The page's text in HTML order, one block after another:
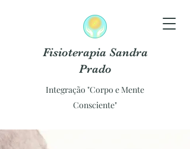
Fisioterapia Sandra
Prado
Integração "Corpo e Mente
Consciente"